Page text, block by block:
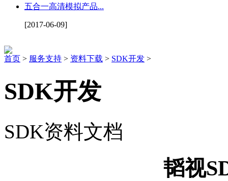
五合一高清模拟产品...
[2017-06-09]
首页 > 服务支持 > 资料下载 > SDK开发 >
SDK开发
SDK资料文档
韬视